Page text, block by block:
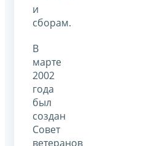
и
сборам.
В
марте
2002
года
был
создан
Совет
ветеранов